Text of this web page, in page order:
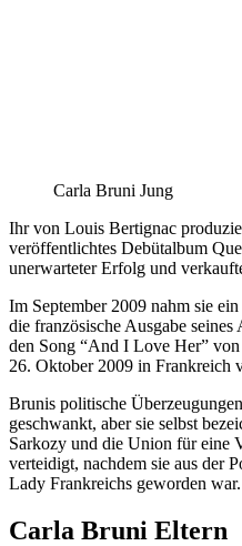
Carla Bruni Jung
Ihr von Louis Bertignac
veröffentlichtes Debütalbum
unerwarteter Erfolg und
Im September 2009 nahm sie
die französische Ausgabe
den Song “And I Love Her”
26. Oktober 2009 in Frankreich
Brunis politische
geschwankt, aber sie selbst
Sarkozy und die Union für eine
verteidigt, nachdem sie aus der
Lady Frankreichs geworden war.
Carla Bruni Eltern